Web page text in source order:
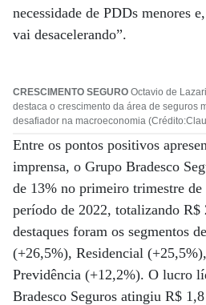
necessidade de PDDs menores
vai desacelerando”.
CRESCIMENTO SEGURO Octavio de
destaca o crescimento da área de seguros
desafiador na macroeconomia
Entre os pontos positivos
imprensa, o Grupo Bradesco
de 13% no primeiro trimestre
período de 2022, totalizando R$
destaques foram os segmentos
(+26,5%), Residencial
Previdência (+12,2%). O lucro
Bradesco Seguros atingiu R$